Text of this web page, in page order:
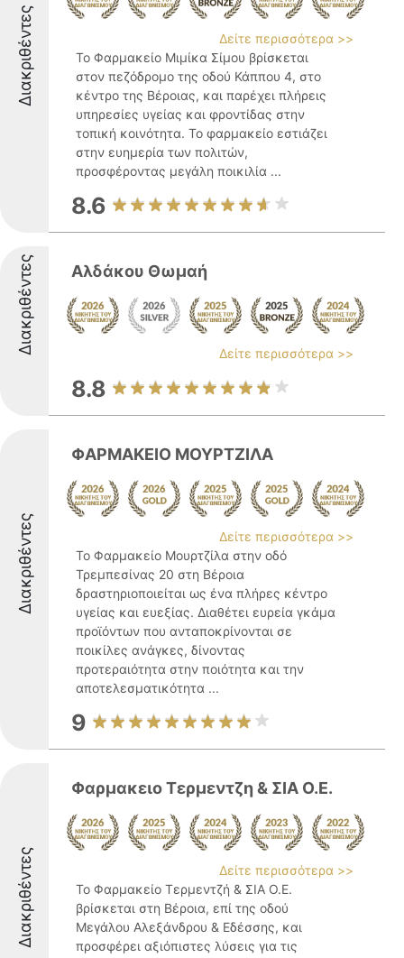
Διακριθέντες
Δείτε περισσότερα >>
Το Φαρμακείο Μιμίκα Σίμου βρίσκεται
στον πεζόδρομο της οδού Κάππου 4, στο
κέντρο της Βέροιας, και παρέχει πλήρεις
υπηρεσίες υγείας και φροντίδας στην
τοπική κοινότητα. Το φαρμακείο εστιάζει
στην ευημερία των πολιτών,
προσφέροντας μεγάλη ποικιλία ...
8.6
Διακριθέντες Αλδάκου Θωμαή
Δείτε περισσότερα >>
8.8
Διακριθέντες
ΦΑΡΜΑΚΕΙΟ ΜΟΥΡΤΖΙΛΑ
Δείτε περισσότερα >>
Το Φαρμακείο Μουρτζίλα στην οδό
Τρεμπεσίνας 20 στη Βέροια
δραστηριοποιείται ως ένα πλήρες κέντρο
υγείας και ευεξίας. Διαθέτει ευρεία γκάμα
προϊόντων που ανταποκρίνονται σε
ποικίλες ανάγκες, δίνοντας
προτεραιότητα στην ποιότητα και την
αποτελεσματικότητα ...
9
Διακριθέντες
Φαρμακειο Τερμεντζη & ΣΙΑ Ο.Ε.
Δείτε περισσότερα >>
Το Φαρμακείο Τερμεντζή & ΣΙΑ Ο.Ε.
βρίσκεται στη Βέροια, επί της οδού
Μεγάλου Αλεξάνδρου & Εδέσσης, και
προσφέρει αξιόπιστες λύσεις για τις